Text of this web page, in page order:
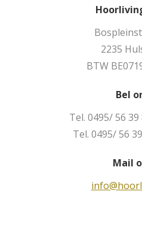
2235
BTW
Bel
Tel. 0495/ 56
Tel. 0495/ 56
Mail